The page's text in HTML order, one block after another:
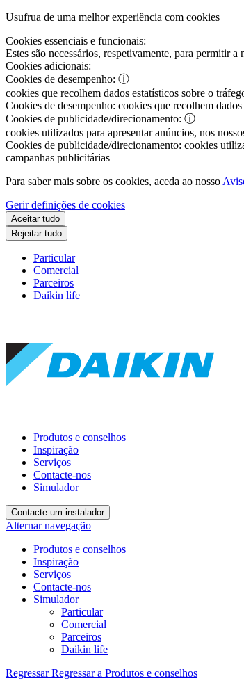
Usufrua de uma melhor experiência com cookies
Cookies essenciais e funcionais:
Estes são necessários, respetivamente, para permitir
Cookies adicionais:
Cookies de desempenho: ⓘ
cookies que recolhem dados estatísticos sobre o
Cookies de desempenho: cookies que recolhem
Cookies de publicidade/direcionamento: ⓘ
cookies utilizados para apresentar anúncios, nos
Cookies de publicidade/direcionamento: cookies
campanhas publicitárias
Para saber mais sobre os cookies, aceda ao nosso
Gerir definições de cookies
Aceitar tudo
Rejeitar tudo
Particular
Comercial
Parceiros
Daikin life
Produtos e conselhos
Inspiração
Serviços
Contacte-nos
Simulador
Contacte um instalador
Alternar navegação
Produtos e conselhos
Inspiração
Serviços
Contacte-nos
Simulador
Particular
Comercial
Parceiros
Daikin life
Regressar Regressar a Produtos e conselhos